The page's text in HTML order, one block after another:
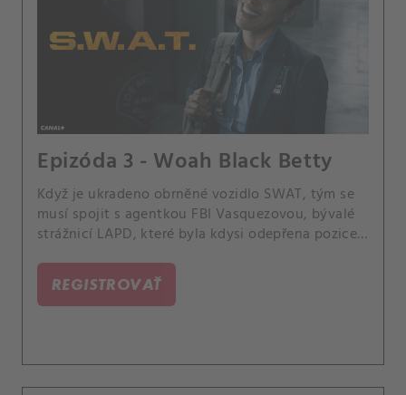
Epizóda 3 - Woah Black Betty
Když je ukradeno obrněné vozidlo SWAT, tým se
musí spojit s agentkou FBI Vasquezovou, bývalé
strážnicí LAPD, které byla kdysi odepřena pozice v
vozidla při potenciálním teroristickém útoku. A
Hondo a Nichelle se připravují na oslavu k
odhalení pohlaví jejich dítěte.
REGISTROVAŤ